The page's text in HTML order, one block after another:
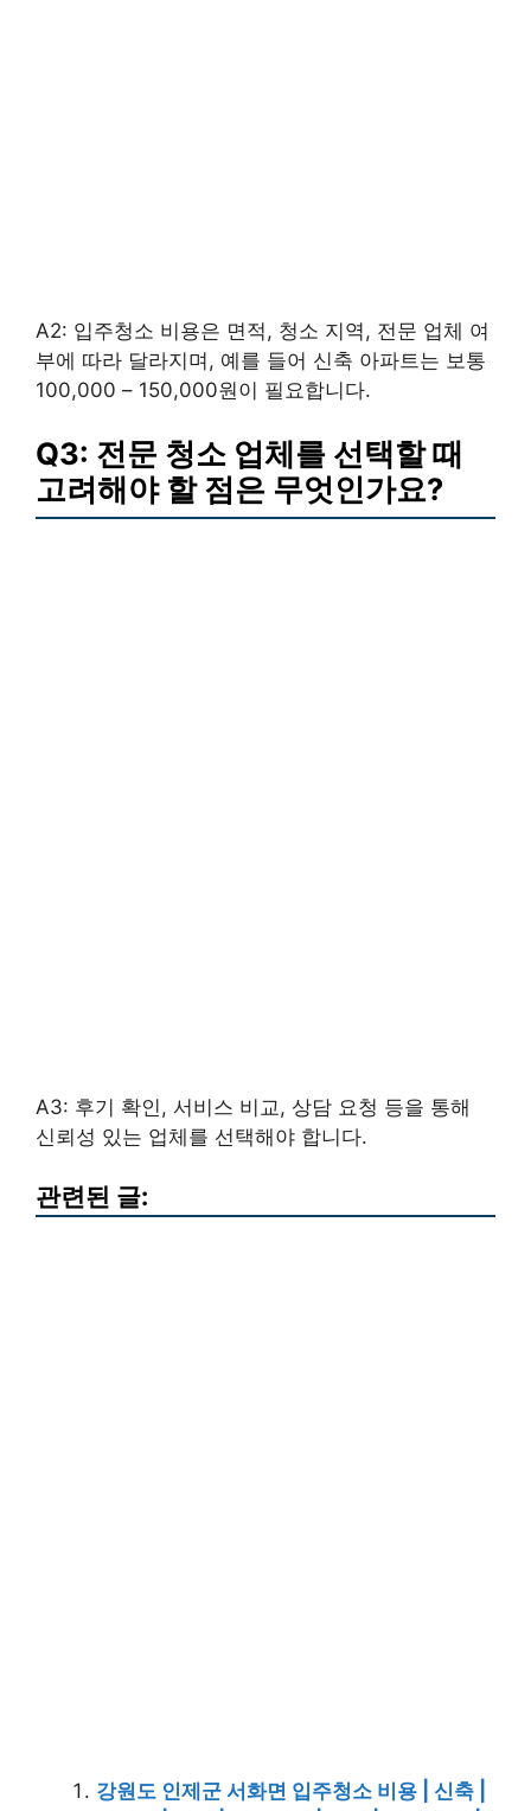
A2: 입주청소 비용은 면적, 청소 지역, 전문 업체 여
부에 따라 달라지며, 예를 들어 신축 아파트는 보통
100,000 – 150,000원이 필요합니다.
Q3: 전문 청소 업체를 선택할 때
고려해야 할 점은 무엇인가요?
A3: 후기 확인, 서비스 비교, 상담 요청 등을 통해
신뢰성 있는 업체를 선택해야 합니다.
관련된 글:
강원도 인제군 서화면 입주청소 비용 | 신축 |